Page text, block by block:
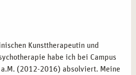
Kunsttherapeutin und
habe ich bei Campus
(2012-2016) absolviert. Meine